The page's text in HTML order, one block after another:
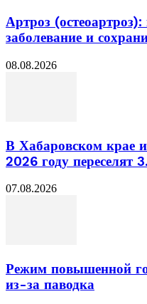
Артроз
заболевание и
08.08.2026
В Хабаровском крае
2026 году переселят
07.08.2026
Режим повышенной
из-за паводка